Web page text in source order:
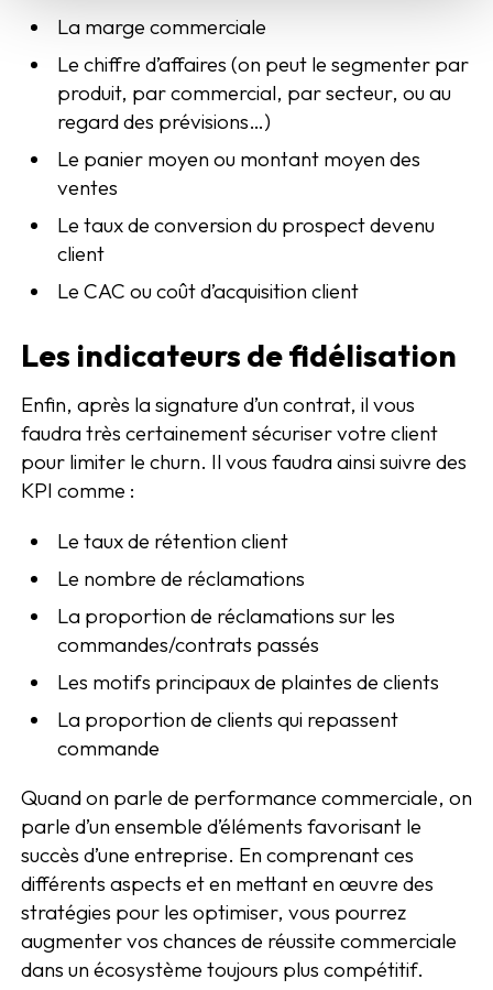
La marge commerciale
Le chiffre d’affaires (on peut le segmenter par
produit, par commercial, par secteur, ou au
regard des prévisions…)
Le panier moyen ou montant moyen des
ventes
Le taux de conversion du prospect devenu
client
Le CAC ou coût d’acquisition client
Les indicateurs de fidélisation
Enfin, après la signature d’un contrat, il vous
faudra très certainement sécuriser votre client
pour limiter le churn. Il vous faudra ainsi suivre des
KPI comme :
Le taux de rétention client
Le nombre de réclamations
La proportion de réclamations sur les
commandes/contrats passés
Les motifs principaux de plaintes de clients
La proportion de clients qui repassent
commande
Quand on parle de performance commerciale, on
parle d’un ensemble d’éléments favorisant le
succès d’une entreprise. En comprenant ces
différents aspects et en mettant en œuvre des
stratégies pour les optimiser, vous pourrez
augmenter vos chances de réussite commerciale
dans un écosystème toujours plus compétitif.